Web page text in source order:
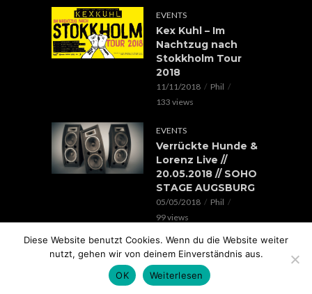
EVENTS
Kex Kuhl – Im
Nachtzug nach
Stokkholm Tour
2018
11/11/2018
Phil
133 views
EVENTS
Verrückte Hunde &
Lorenz Live //
20.05.2018 // SOHO
STAGE AUGSBURG
05/05/2018
Phil
99 views
EVENTS
Rap im Ring 2017
mit Edgar Wasser,
Lemur, Battle Rap
Diese Website benutzt Cookies. Wenn du die Website weiter
nutzt, gehen wir von deinem Einverständnis aus.
OK
Weiterlesen